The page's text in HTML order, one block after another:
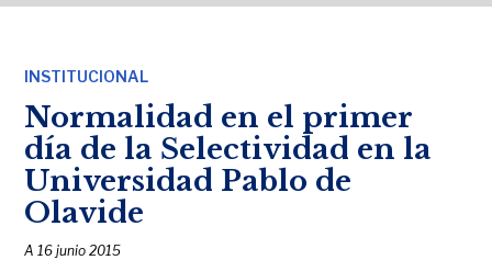
INSTITUCIONAL
Normalidad en el primer
día de la Selectividad en la
Universidad Pablo de
Olavide
A16 junio 2015